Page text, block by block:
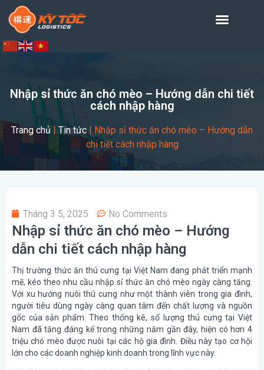
Nhập sỉ thức ăn chó mèo – Hướng dẫn chi tiết
cách nhập hàng
Trang chủ | Tin tức | Nhập sỉ thức ăn chó mèo – Hướng dẫn
chi tiết cách nhập hàng
Tháng 3 5, 2025 No Comments
Nhập sỉ thức ăn chó mèo – Hướng
dẫn chi tiết cách nhập hàng
Thị trường thức ăn thú cưng tại Việt Nam đang phát triển mạnh
mẽ, kéo theo nhu cầu nhập sỉ thức ăn chó mèo ngày càng tăng.
Với xu hướng nuôi thú cưng như một thành viên trong gia đình,
người tiêu dùng ngày càng quan tâm đến chất lượng và nguồn
gốc của sản phẩm. Theo thống kê, số lượng thú cưng tại Việt
Nam đã tăng đáng kể trong những năm gần đây, hiện có hơn 4
triệu chó mèo được nuôi tại các hộ gia đình. Điều này tạo cơ hội
lớn cho các doanh nghiệp kinh doanh trong lĩnh vực này.